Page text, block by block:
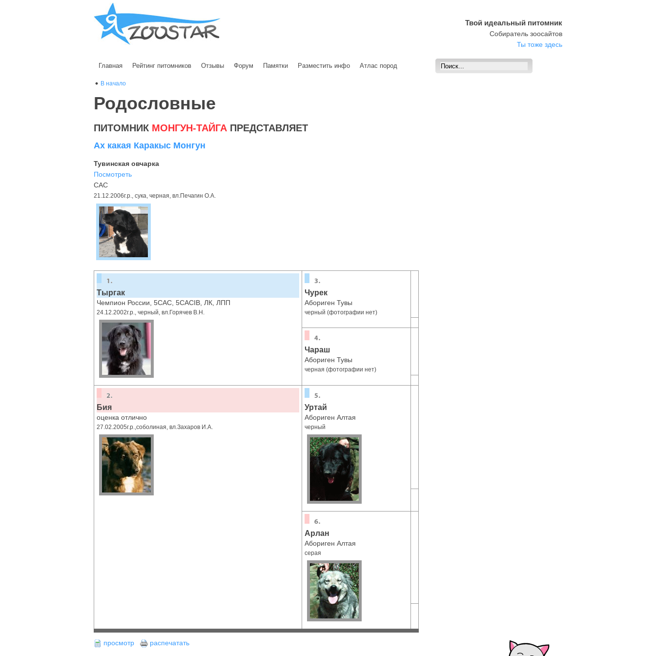
Твой идеальный питомник
Собиратель зоосайтов
Ты тоже здесь
Главная Рейтинг питомников Отзывы Форум Памятки Разместить инфо Атлас пород
В начало
Родословные
ПИТОМНИК МОНГУН-ТАЙГА ПРЕДСТАВЛЯЕТ
Ах какая Каракыс Монгун
Тувинская овчарка
Посмотреть
САС
21.12.2006г.р., сука, черная, вл.Печагин О.А.
Тыргак
Чемпион России, 5CAC, 5CACIB, ЛК, ЛПП
24.12.2002г.р., черный, вл.Горячев В.Н.
Чурек
Абориген Тувы
черный (фотографии нет)
Чараш
Абориген Тувы
черная (фотографии нет)
Бия
оценка отлично
27.02.2005г.р.,соболиная, вл.Захаров И.А.
Уртай
Абориген Алтая
черный
Арлан
Абориген Алтая
серая
просмотр
распечатать